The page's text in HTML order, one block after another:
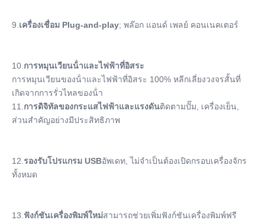
9.เครื่องเชื่อม Plug-and-play; พล๊อก แอนด์ เพลย์ คอนเนคเตอร์
10.การหมุนเวียนน้ําและไฟฟ้าที่อิสระ
การหมุนเวียนของน้ําและไฟฟ้าที่อิสระ 100% หลีกเลี่ยงวงจรสั้นที่
เกิดจากการรั่วไหลของน้ํา
11.การดิจิทัลของกระแสไฟฟ้าและแรงดันติดตามปั๊ม, เครื่องเย็น,
ส่วนสําคัญอย่างมีประสิทธิภาพ
12.รองรับโปรแกรม USBอัพเดท, ไม่จําเป็นต้องเปิดกรอบเครื่องจักร
ทั้งหมด
13.ฟังก์ชันเครื่องพิมพ์ใหม่สามารถช่วยเพิ่มฟังก์ชันเครื่องพิมพ์ฟรี